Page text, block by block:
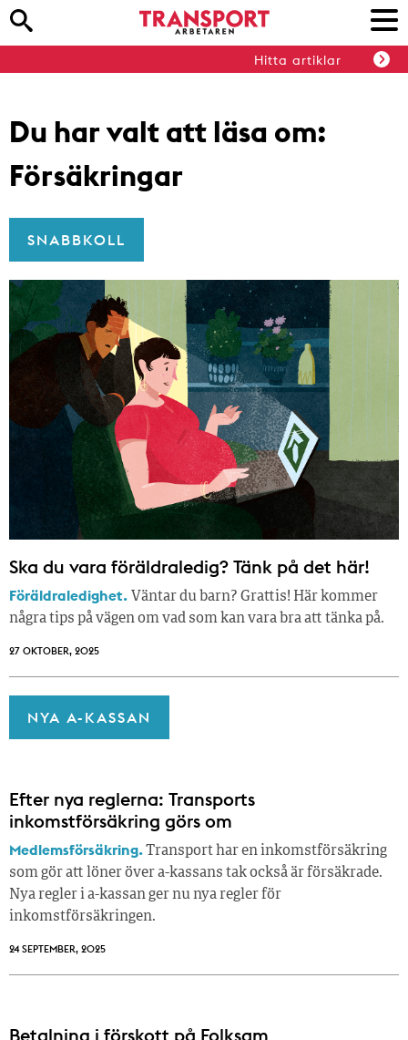
Hitta artiklar
Du har valt att läsa om:
Försäkringar
SNABBKOLL
Ska du vara föräldraledig? Tänk på det här!
Föräldraledighet. Väntar du barn? Grattis! Här kommer
några tips på vägen om vad som kan vara bra att tänka på.
27 OKTOBER, 2025
NYA A-KASSAN
Efter nya reglerna: Transports
inkomstförsäkring görs om
Medlemsförsäkring.Transport har en inkomstförsäkring
som gör att löner över a-kassans tak också är försäkrade.
Nya regler i a-kassan ger nu nya regler för
inkomstförsäkringen.
24 SEPTEMBER, 2025
Betalning i förskott på Folksam